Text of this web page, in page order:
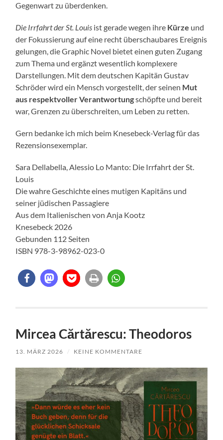
Gegenwart zu überdenken.
Die Irrfahrt der St. Louis ist gerade wegen ihre Kürze und
der Fokussierung auf eine recht überschaubares Ereignis
gelungen, die Graphic Novel bietet einen guten Zugang
zum Thema und ergänzt wesentlich komplexere
Darstellungen. Mit dem deutschen Kapitän Gustav
Schröder wird ein Mensch vorgestellt, der seinen Mut
aus respektvoller Verantwortungschöpfte und bereit
war, Grenzen zu überschreiten, um Leben zu retten.
Gern bedanke ich mich beim Knesebeck-Verlag für das
Rezensionsexemplar.
Sara Dellabella, Alessio Lo Manto: Die Irrfahrt der St.
Louis
Die wahre Geschichte eines mutigen Kapitäns und
seiner jüdischen Passagiere
Aus dem Italienischen von Anja Kootz
Knesebeck 2026
Gebunden 112 Seiten
ISBN 978-3-98962-023-0
Mircea Cărtărescu: Theodoros
13. MÄRZ 2026 / KEINE KOMMENTARE